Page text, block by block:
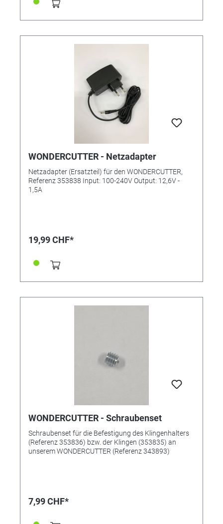
Länge Kabel: 450mm Gewicht des Gerätes: ca. 670g
DEUTSCHLAND NUR ÜBER UNS ERHÄLTLICH!
WONDERCUTTER - Netzadapter
Netzadapter (Ersatzteil) für den WONDERCUTTER,
Referenz 353838 Input: 100-240V Output: 12,6V -
1,5A
19,99 CHF*
WONDERCUTTER - Schraubenset
Schraubenset für die Befestigung des Klingenhalters
(Referenz 353836) bzw. der Klingen (353835) an
unserem WONDERCUTTER (Referenz 343893)
7,99 CHF*